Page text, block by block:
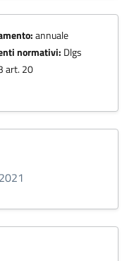
annuale
normativi: Dlgs
art. 20